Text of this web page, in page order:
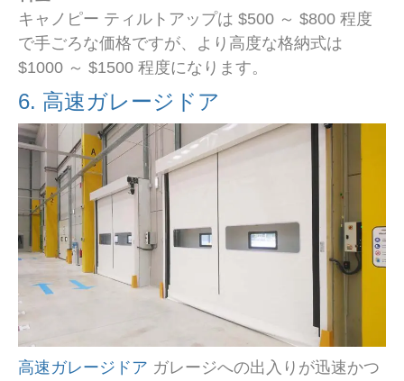
キャノピー ティルトアップは $500 ～ $800 程度
で手ごろな価格ですが、より高度な格納式は
$1000 ～ $1500 程度になります。
6. 高速ガレージドア
高速ガレージドア ガレージへの出入りが迅速かつ